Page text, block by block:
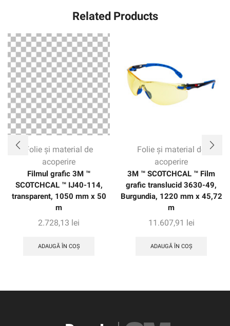
Related Products
Folie și material de
acoperire
Filmul grafic 3M ™
SCOTCHCAL ™ IJ40-114,
transparent, 1050 mm x 50
m
2.728,13 lei
ADAUGĂ ÎN COȘ
Folie și material de
acoperire
3M ™ SCOTCHCAL ™ Film
grafic translucid 3630-49,
Burgundia, 1220 mm x 45,72
m
11.607,91 lei
ADAUGĂ ÎN COȘ